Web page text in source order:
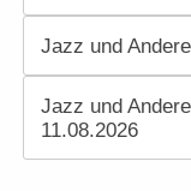
Jazz und
Jazz und
11.08.2026